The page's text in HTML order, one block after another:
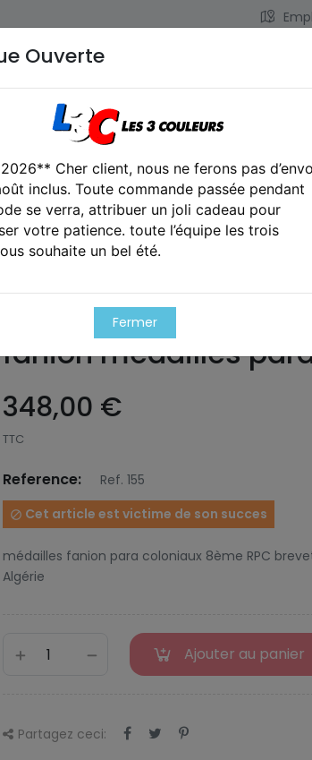
parachutiste
Rare souvenir du
fanion médailles
348,00 €
TTC
Reference: Ref. 155
 Cet article est victime de son succes
médailles fanion para coloniaux 8ème RPC
Algérie
Ajouter au panier
Partagez ceci:
Ouverte
Cher client, nous ne ferons pas
inclus. Toute commande passée pendant
se verra, attribuer un joli cadeau pour
votre patience. toute l’équipe les trois
souhaite un bel été.
Fermer